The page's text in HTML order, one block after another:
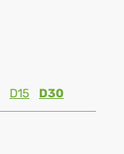
D15 D30